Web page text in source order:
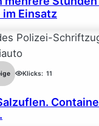
Einsatz
Klicks: 11